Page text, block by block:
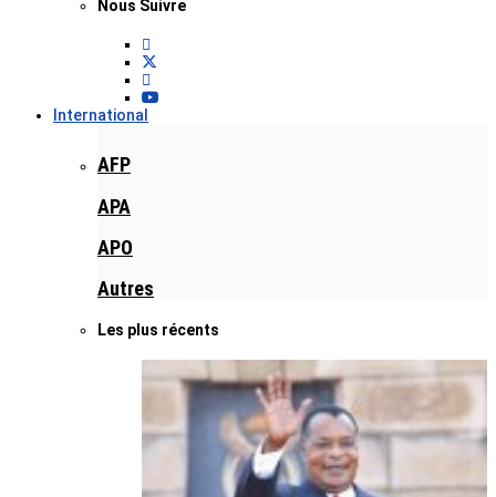
Nous Suivre
International
AFP
APA
APO
Autres
Les plus récents